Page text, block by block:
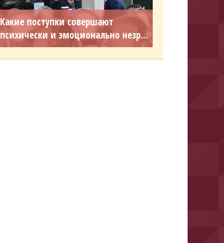
Какие поступки совершают
психически и эмоционально незр...